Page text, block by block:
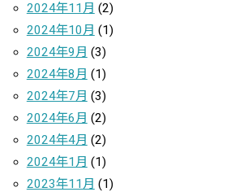
2024年11月 (2)
2024年10月 (1)
2024年9月 (3)
2024年8月 (1)
2024年7月 (3)
2024年6月 (2)
2024年4月 (2)
2024年1月 (1)
2023年11月 (1)